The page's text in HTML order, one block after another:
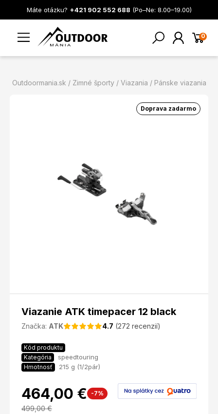
Máte otázku? +421 902 552 688 (Po–Ne: 8.00–19.00)
0
Outdoormania.sk Zimné športy Viazania Pánske viazania
Doprava zadarmo
Viazanie ATK timepacer 12 black
Značka: ATK 4.7 (272 recenzií)
Kód produktu
Kategória
speedtouring
Hmotnosť 215 g (1/2pár)
464,00 € -7%
499,00€